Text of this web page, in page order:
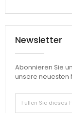
Newsletter
Abonnieren Sie
unsere neuesten